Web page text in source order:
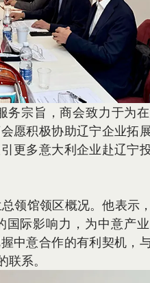
愿积极协助辽宁企业拓
更多意大利企业赴辽宁
际影响力，为中意产
中意合作的有利契机，
系。